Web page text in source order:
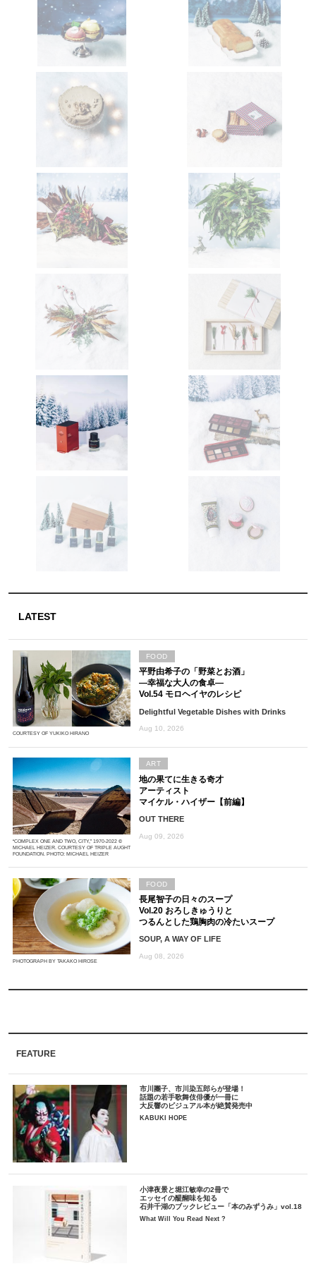
LATEST
COURTESY OF YUKIKO HIRANO
平野由希子の「野菜とお酒」
―幸福な大人の食卓―
Vol.54 モロヘイヤのレシピ
Delightful Vegetable Dishes with Drinks
Aug 10, 2026
FOOD
“COMPLEX ONE AND TWO, CITY,” 1970-2022 ©
MICHAEL HEIZER. COURTESY OF TRIPLE AUGHT
FOUNDATION. PHOTO: MICHAEL HEIZER
地の果てに生きる奇才
アーティスト
マイケル・ハイザー【前編】
OUT THERE
Aug 09, 2026
ART
PHOTOGRAPH BY TAKAKO HIROSE
長尾智子の日々のスープ
Vol.20 おろしきゅうりと
つるんとした鶏胸肉の冷たいスープ
SOUP, A WAY OF LIFE
Aug 08, 2026
FOOD
FEATURE
市川團子、市川染五郎らが登場！
話題の若手歌舞伎俳優が一冊に
大反響のビジュアル本が絶賛発売中
KABUKI HOPE
小津夜景と堀江敏幸の2冊で
エッセイの醍醐味を知る
石井千湖のブックレビュー「本のみずうみ」vol.18
What Will You Read Next ?